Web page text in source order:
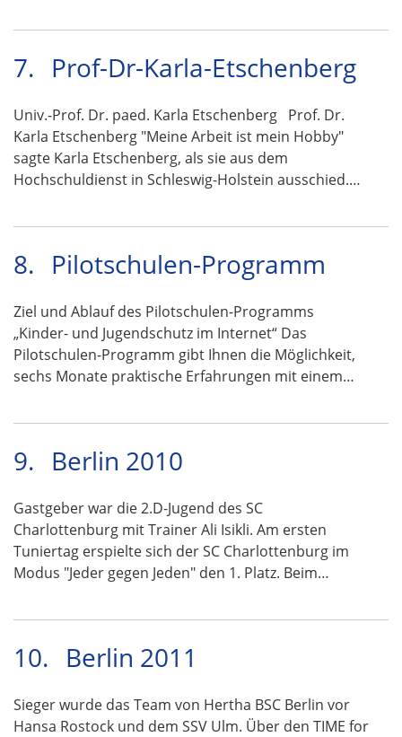
7. Prof-Dr-Karla-Etschenberg
Univ.-Prof. Dr. paed. Karla Etschenberg Prof. Dr.
Karla Etschenberg "Meine Arbeit ist mein Hobby"
sagte Karla Etschenberg, als sie aus dem
Hochschuldienst in Schleswig-Holstein ausschied.…
8. Pilotschulen-Programm
Ziel und Ablauf des Pilotschulen-Programms
„Kinder- und Jugendschutz im Internet“ Das
Pilotschulen-Programm gibt Ihnen die Möglichkeit,
sechs Monate praktische Erfahrungen mit einem…
9. Berlin 2010
Gastgeber war die 2.D-Jugend des SC
Charlottenburg mit Trainer Ali Isikli. Am ersten
Tuniertag erspielte sich der SC Charlottenburg im
Modus "Jeder gegen Jeden" den 1. Platz. Beim…
10. Berlin 2011
Sieger wurde das Team von Hertha BSC Berlin vor
Hansa Rostock und dem SSV Ulm. Über den TIME for